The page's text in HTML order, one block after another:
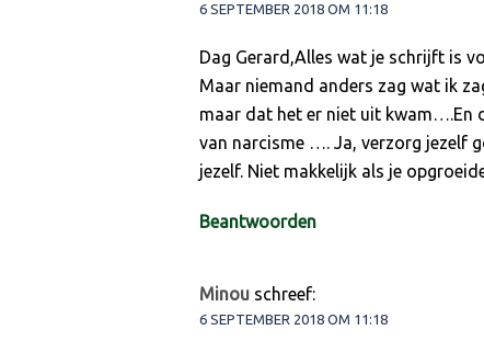
6 SEPTEMBER 2018 OM 11:18
Dag Gerard,Alles wat je schrijft is
Maar niemand anders zag wat ik
maar dat het er niet uit kwam….En
van narcisme …. Ja, verzorg jezelf
jezelf. Niet makkelijk als je
Beantwoorden
Minou schreef:
6 SEPTEMBER 2018 OM 11:18